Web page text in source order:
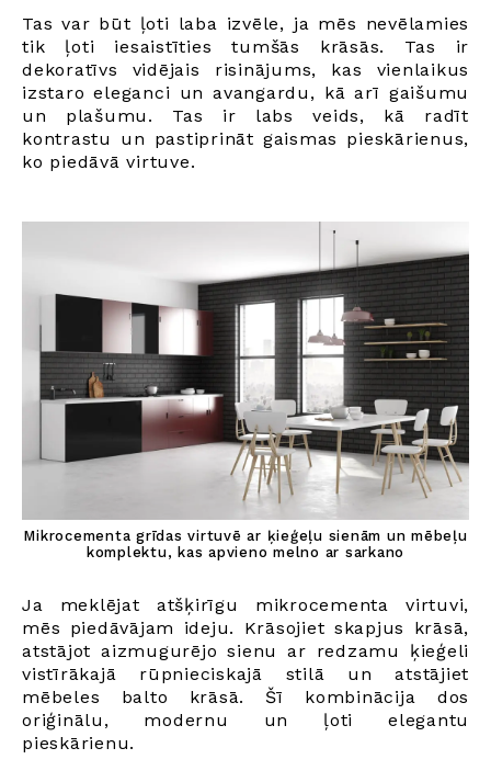
Tas var būt ļoti laba izvēle, ja mēs nevēlamies
tik ļoti iesaistīties tumšās krāsās. Tas ir
dekoratīvs vidējais risinājums, kas vienlaikus
izstaro eleganci un avangardu, kā arī gaišumu
un plašumu. Tas ir labs veids, kā radīt
kontrastu un pastiprināt gaismas pieskārienus,
ko piedāvā virtuve.
Mikrocementa grīdas virtuvē ar ķieģeļu sienām un mēbeļu
komplektu, kas apvieno melno ar sarkano
Ja meklējat atšķirīgu mikrocementa virtuvi,
mēs piedāvājam ideju. Krāsojiet skapjus krāsā,
atstājot aizmugurējo sienu ar redzamu ķieģeli
vistīrākajā rūpnieciskajā stilā un atstājiet
mēbeles balto krāsā. Šī kombinācija dos
oriģinālu, modernu un ļoti elegantu
pieskārienu.